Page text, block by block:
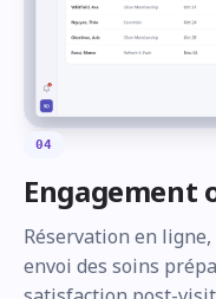
04
Engagement
Réservation en
envoi des soins